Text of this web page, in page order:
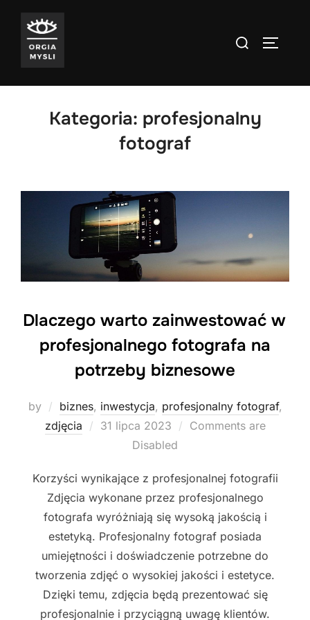
content
Search
Kategoria: profesjonalny
fotograf
Dlaczego warto zainwestować w
profesjonalnego fotografa na
potrzeby biznesowe
by biznes, inwestycja, profesjonalny fotograf,
zdjęcia
Posted
31 lipca 2023
Comments are
Disabled
Korzyści wynikające z profesjonalnej fotografii
Zdjęcia wykonane przez profesjonalnego
fotografa wyróżniają się wysoką jakością i
estetyką. Profesjonalny fotograf posiada
umiejętności i doświadczenie potrzebne do
tworzenia zdjęć o wysokiej jakości i estetyce.
Dzięki temu, zdjęcia będą prezentować się
profesjonalnie i przyciągną uwagę klientów.